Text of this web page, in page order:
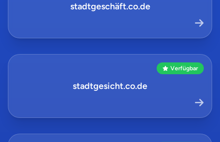
stadtgeschäft.co.de
Verfügbar
stadtgesicht.co.de